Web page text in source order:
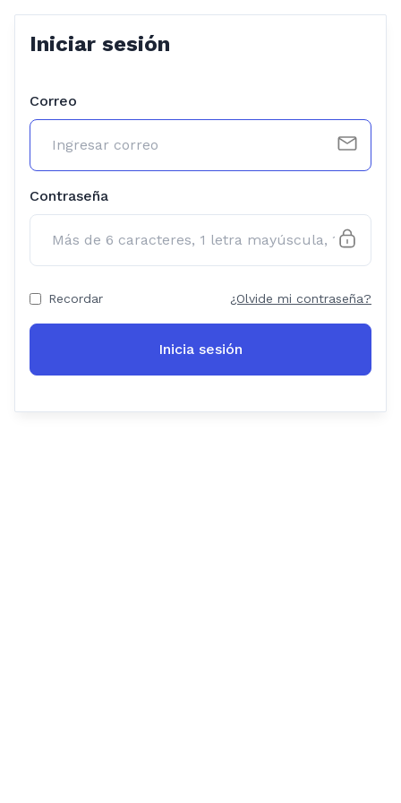
Iniciar sesión
Correo
Contraseña
Recordar ¿Olvide mi contraseña?